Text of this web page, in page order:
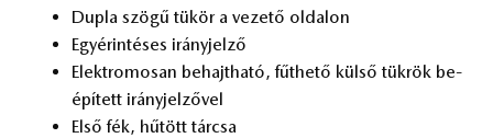
Dup­la szö­gű tü­kör a ve­ze­tő ol­da­lon
Egy­érin­té­ses irány­jel­ző
Elekt­ro­mo­san be­hajt­ha­tó, fűt­he­tő kül­ső tük­rök be­
épí­tett irány­jel­ző­vel
Első fék, hű­tött tár­csa